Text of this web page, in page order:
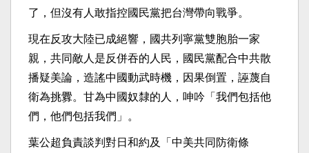
了，但沒有人敢指控國民黨把台灣帶向戰爭。
現在反攻大陸已成絕響，國共列寧黨雙胞胎一家
親，共同敵人是反併吞的人民，國民黨配合中共散
播疑美論，造謠中國動武時機，因果倒置，誣蔑自
衛為挑釁。甘為中國奴隸的人，呻吟「我們包括他
們，他們包括我們」。
葉公超負責談判對日和約及「中美共同防衛條